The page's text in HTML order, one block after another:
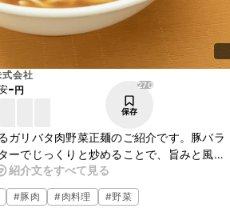
会社
-円 270
保存
ガリバタ肉野菜正麺のご紹介です。豚バラ
ーでじっくりと炒めることで、旨みと風味
溶け込んだ醤油味のスープによく合いま
、やみつきな一品ですよ。とても簡単にお
ひお試しくださいね。
紹介文をすべて見る
#豚肉 #肉料理 #野菜